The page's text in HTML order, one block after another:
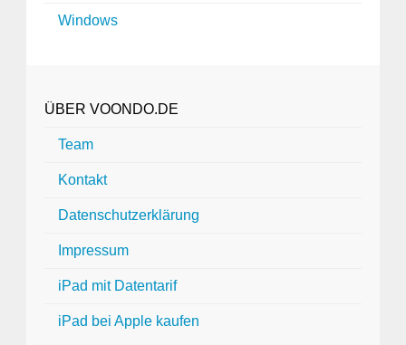
Windows
ÜBER VOONDO.DE
Team
Kontakt
Datenschutzerklärung
Impressum
iPad mit Datentarif
iPad bei Apple kaufen